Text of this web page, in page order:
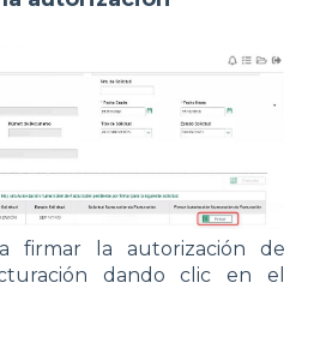
firmar la autorización de
dando clic en el